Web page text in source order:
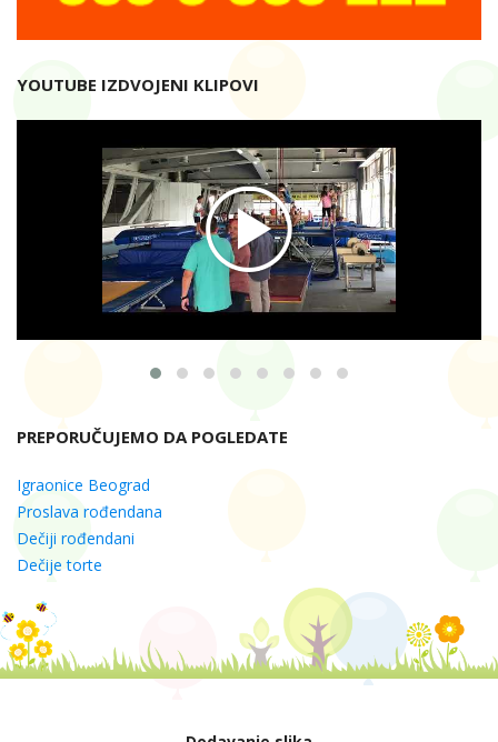
YOUTUBE IZDVOJENI KLIPOVI
PREPORUČUJEMO DA POGLEDATE
Igraonice Beograd
Proslava rođendana
Dečiji rođendani
Dečije torte